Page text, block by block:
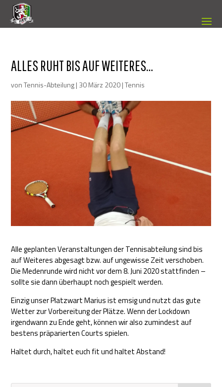
ALLES RUHT BIS AUF WEITERES…
vonTennis-Abteilung| 30 März 2020|Tennis
Alle geplanten Veranstaltungen der Tennisabteilung sind bis
auf Weiteres abgesagt bzw. auf ungewisse Zeit verschoben.
Die Medenrunde wird nicht vor dem 8. Juni 2020 stattfinden –
sollte sie dann überhaupt noch gespielt werden.
Einzig unser Platzwart Marius ist emsig und nutzt das gute
Wetter zur Vorbereitung der Plätze. Wenn der Lockdown
irgendwann zu Ende geht, können wir also zumindest auf
bestens präparierten Courts spielen.
Haltet durch, haltet euch fit und haltet Abstand!